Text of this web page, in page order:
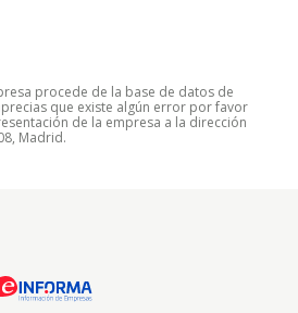
procede de la base de datos de
aprecias que existe algún error por favor
de la empresa a la dirección
Madrid.